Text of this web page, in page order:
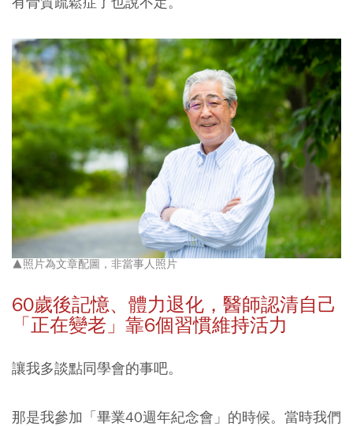
▲照片為文章配圖，非當事人照片
60歲後記憶、體力退化，醫師認清自己
「正在變老」靠6個習慣維持活力
讓我多談點同學會的事吧。
那是我參加「畢業40週年紀念會」的時候。當時我們